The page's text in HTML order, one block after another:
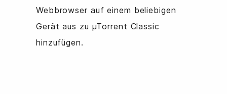
Webbrowser auf einem beliebigen
Gerät aus zu µTorrent Classic
hinzufügen.